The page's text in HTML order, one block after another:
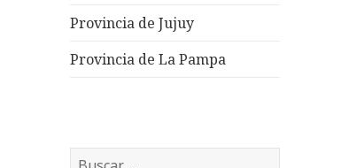
Provincia de Jujuy
Provincia de La Pampa
Buscar: